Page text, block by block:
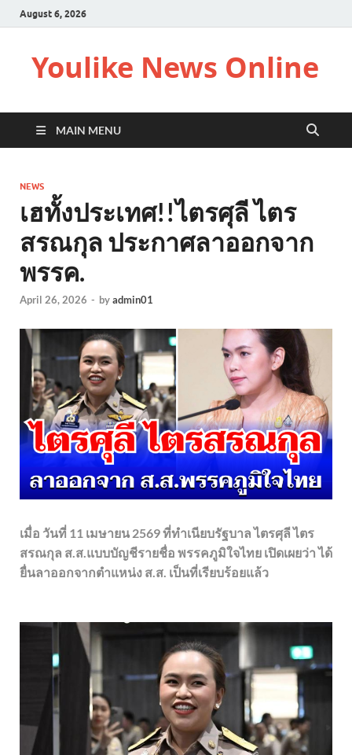
August 6, 2026
Youlike News Online
MAIN MENU
NEWS
เฮทั้งประเทศ!!ไตรศุลี ไตร
สรณกุล ประกาศลาออกจาก
พรรค.
April 26, 2026 - byadmin01
เมื่อ วันที่ 11 เมษายน 2569 ที่ทำเนียบรัฐบาล ไตรศุลี ไตร
สรณกุล ส.ส.แบบบัญชีรายชื่อ พรรคภูมิใจไทย เปิดเผยว่า ได้
ยื่นลาออกจากตำแหน่ง ส.ส. เป็นที่เรียบร้อยแล้ว